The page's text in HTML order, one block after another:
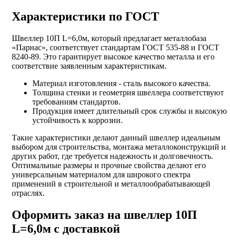
Характеристики по ГОСТ
Швеллер 10П L=6,0м, который предлагает металлобаза
«Парнас», соответствует стандартам ГОСТ 535-88 и ГОСТ
8240-89. Это гарантирует высокое качество металла и его
соответствие заявленным характеристикам.
Материал изготовления - сталь высокого качества.
Толщина стенки и геометрия швеллера соответствуют
требованиям стандартов.
Продукция имеет длительный срок службы и высокую
устойчивость к коррозии.
Такие характеристики делают данный швеллер идеальным
выбором для строительства, монтажа металлоконструкций и
других работ, где требуется надежность и долговечность.
Оптимальные размеры и прочные свойства делают его
универсальным материалом для широкого спектра
применений в строительной и металлообрабатывающей
отраслях.
Оформить заказ на швеллер 10П
L=6,0м с доставкой